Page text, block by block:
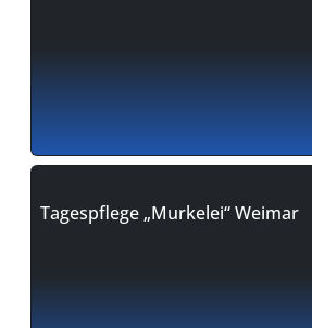
Tagespflege „Murkelei“ Weimar